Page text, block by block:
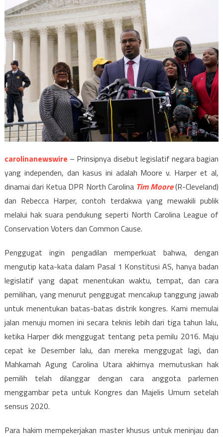
carolinanewswire – Prinsipnya disebut legislatif negara bagian
yang independen, dan kasus ini adalah Moore v. Harper et al,
dinamai dari Ketua DPR North Carolina Tim Moore(R-Cleveland)
dan Rebecca Harper, contoh terdakwa yang mewakili publik
melalui hak suara pendukung seperti North Carolina League of
Conservation Voters dan Common Cause.
Penggugat ingin pengadilan memperkuat bahwa, dengan
mengutip kata-kata dalam Pasal 1 Konstitusi AS, hanya badan
legislatif yang dapat menentukan waktu, tempat, dan cara
pemilihan, yang menurut penggugat mencakup tanggung jawab
untuk menentukan batas-batas distrik kongres. Kami memulai
jalan menuju momen ini secara teknis lebih dari tiga tahun lalu,
ketika Harper dkk menggugat tentang peta pemilu 2016. Maju
cepat ke Desember lalu, dan mereka menggugat lagi, dan
Mahkamah Agung Carolina Utara akhirnya memutuskan hak
pemilih telah dilanggar dengan cara anggota parlemen
menggambar peta untuk Kongres dan Majelis Umum setelah
sensus 2020.
Para hakim mempekerjakan master khusus untuk meninjau dan